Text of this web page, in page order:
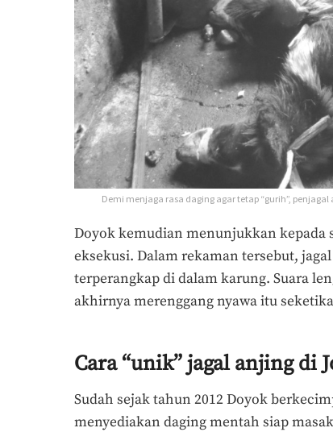
Demi menjaga rasa daging agar tetap “gurih”,
Doyok kemudian menunjukkan kepada
eksekusi. Dalam rekaman tersebut,
terperangkap di dalam karung. Suara
akhirnya merenggang nyawa itu
Cara “unik” jagal anjing di
Sudah sejak tahun 2012 Doyok
menyediakan daging mentah siap